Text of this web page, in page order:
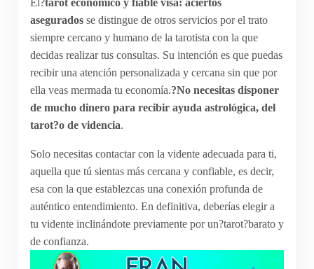
aseguradosse distingue de otros servicios por el trato
siempre cercano y humano de la tarotista con la que
decidas realizar tus consultas. Su intención es que puedas
recibir una atención personalizada y cercana sin que por
ella veas mermada tu economía.?No necesitas disponer
de mucho dinero para recibir ayuda astrológica, del
tarot?o de videncia.
Solo necesitas contactar con la vidente adecuada para ti,
aquella que tú sientas más cercana y confiable, es decir,
esa con la que establezcas una conexión profunda de
auténtico entendimiento. En definitiva, deberías elegir a
tu vidente inclinándote previamente por un?tarot?barato y
de confianza.